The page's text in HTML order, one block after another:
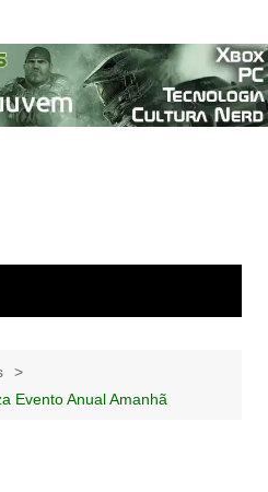
Evento Anual Amanhã